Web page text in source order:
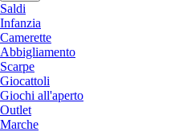
Saldi
Infanzia
Camerette
Abbigliamento
Scarpe
Giocattoli
Giochi all'aperto
Outlet
Marche